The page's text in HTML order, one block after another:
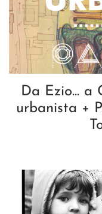
Da Ezio... a
urbanista +